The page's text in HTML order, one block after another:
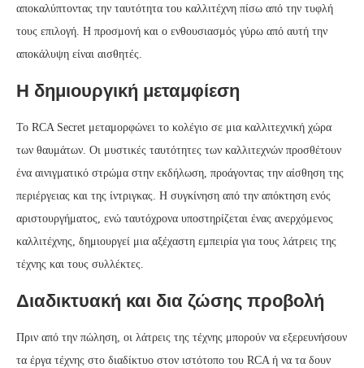
αποκαλύπτοντας την ταυτότητα του καλλιτέχνη πίσω από την τυφλή
τους επιλογή. Η προσμονή και ο ενθουσιασμός γύρω από αυτή την
αποκάλυψη είναι αισθητές.
Η δημιουργική μεταμφίεση
Το RCA Secret μεταμορφώνει το κολέγιο σε μια καλλιτεχνική χώρα
των θαυμάτων. Οι μυστικές ταυτότητες των καλλιτεχνών προσθέτουν
ένα αινιγματικό στρώμα στην εκδήλωση, προάγοντας την αίσθηση της
περιέργειας και της ίντριγκας. Η συγκίνηση από την απόκτηση ενός
αριστουργήματος, ενώ ταυτόχρονα υποστηρίζεται ένας ανερχόμενος
καλλιτέχνης, δημιουργεί μια αξέχαστη εμπειρία για τους λάτρεις της
τέχνης και τους συλλέκτες.
Διαδικτυακή και δια ζώσης προβολή
Πριν από την πώληση, οι λάτρεις της τέχνης μπορούν να εξερευνήσουν
τα έργα τέχνης στο διαδίκτυο στον ιστότοπο του RCA ή να τα δουν